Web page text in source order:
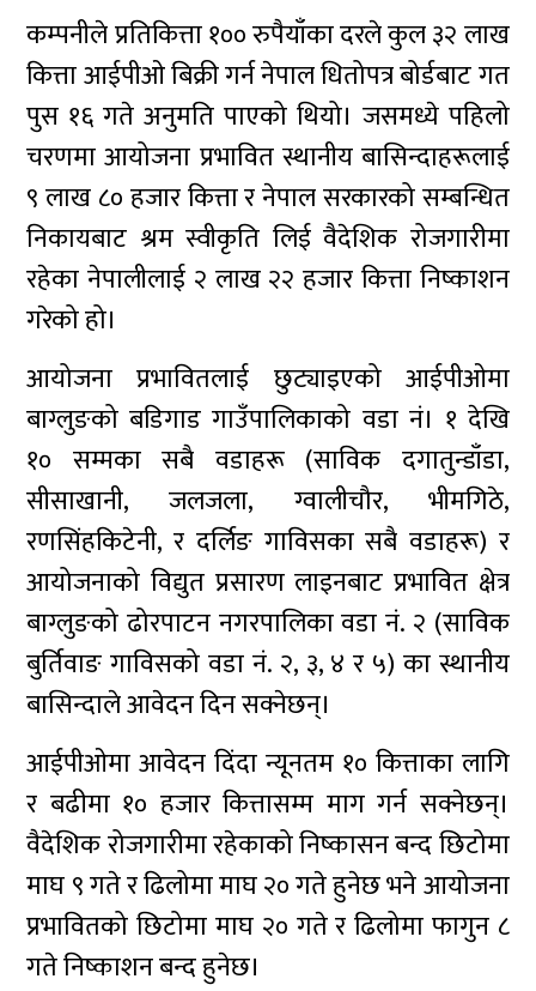
कम्पनीले प्रतिकित्ता १०० रुपैयाँका दरले कुल ३२ लाख
कित्ता आईपीओ बिक्री गर्न नेपाल धितोपत्र बोर्डबाट गत
पुस १६ गते अनुमति पाएको थियो। जसमध्ये पहिलो
चरणमा आयोजना प्रभावित स्थानीय बासिन्दाहरूलाई
९ लाख ८० हजार कित्ता र नेपाल सरकारको सम्बन्धित
निकायबाट श्रम स्वीकृति लिई वैदेशिक रोजगारीमा
रहेका नेपालीलाई २ लाख २२ हजार कित्ता निष्काशन
गरेको हो।
आयोजना प्रभावितलाई छुट्याइएको आईपीओमा
बाग्लुङको बडिगाड गाउँपालिकाको वडा नं। १ देखि
१० सम्मका सबै वडाहरू (साविक दगातुन्डाँडा,
सीसाखानी, जलजला, ग्वालीचौर, भीमगिठे,
रणसिंहकिटेनी, र दर्लिङ गाविसका सबै वडाहरू) र
आयोजनाको विद्युत प्रसारण लाइनबाट प्रभावित क्षेत्र
बाग्लुङको ढोरपाटन नगरपालिका वडा नं. २ (साविक
बुर्तिवाङ गाविसको वडा नं. २, ३, ४ र ५) का स्थानीय
बासिन्दाले आवेदन दिन सक्नेछन्।
आईपीओमा आवेदन दिंदा न्यूनतम १० कित्ताका लागि
र बढीमा १० हजार कित्तासम्म माग गर्न सक्नेछन्।
वैदेशिक रोजगारीमा रहेकाको निष्कासन बन्द छिटोमा
माघ ९ गते र ढिलोमा माघ २० गते हुनेछ भने आयोजना
प्रभावितको छिटोमा माघ २० गते र ढिलोमा फागुन ८
गते निष्काशन बन्द हुनेछ।